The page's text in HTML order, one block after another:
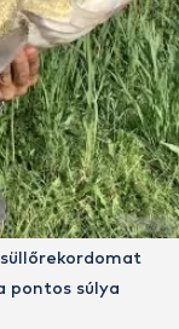
pontos súlya